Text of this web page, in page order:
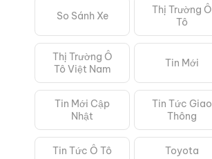
So Sánh Xe
Thị Trường Ô
Tô
Thị Trường Ô
Tô Việt Nam
Tin Mới
Tin Mới Cập
Nhật
Tin Tức Giao
Thông
Tin Tức Ô Tô Toyota